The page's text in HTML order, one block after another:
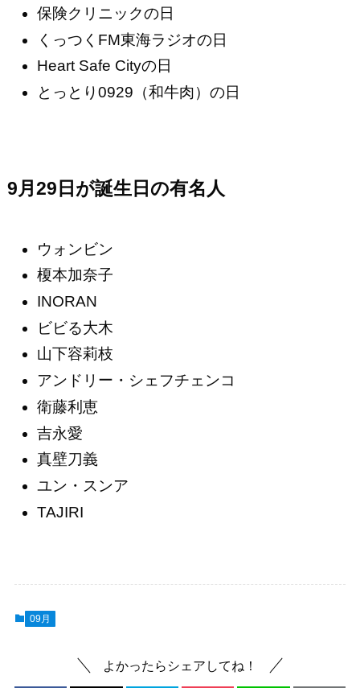
保険クリニックの日
くっつくFM東海ラジオの日
Heart Safe Cityの日
とっとり0929（和牛肉）の日
9月29日が誕生日の有名人
ウォンビン
榎本加奈子
INORAN
ビビる大木
山下容莉枝
アンドリー・シェフチェンコ
衛藤利恵
吉永愛
真壁刀義
ユン・スンア
TAJIRI
09月
よかったらシェアしてね！